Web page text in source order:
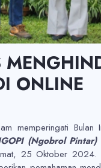
ONLINE
memperingati Bulan
(Ngobrol Pintar)
25 Oktober 2024.